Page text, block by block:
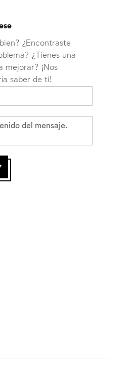
¿Encontraste
¿Tienes una
mejorar? ¡Nos
saber de ti!